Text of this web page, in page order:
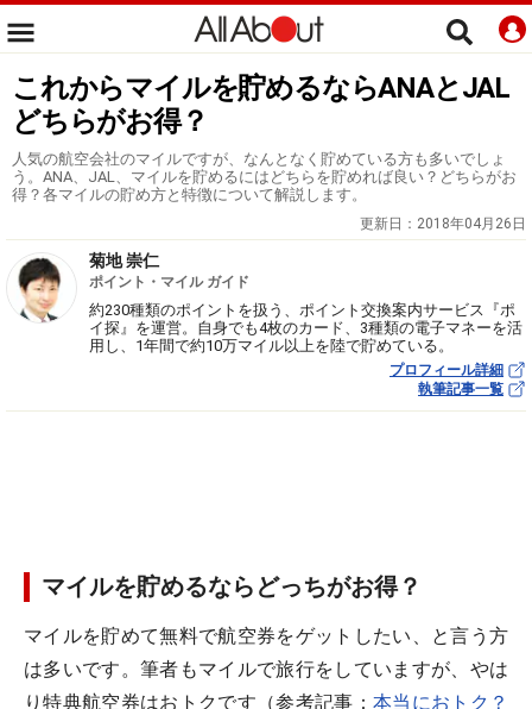
これからマイルを貯めるならANAとJAL
どちらがお得？
人気の航空会社のマイルですが、なんとなく貯めている方も多いでしょ
う。ANA、JAL、マイルを貯めるにはどちらを貯めれば良い？どちらがお
得？各マイルの貯め方と特徴について解説します。
更新日： 2018年04月26日
菊地 崇仁
ポイント・マイル ガイド
約230種類のポイントを扱う、ポイント交換案内サービス『ポ
イ探』を運営。自身でも4枚のカード、3種類の電子マネーを活
用し、1年間で約10万マイル以上を陸で貯めている。
プロフィール詳細
執筆記事一覧
マイルを貯めるならどっちがお得？
マイルを貯めて無料で航空券をゲットしたい、と言う方
は多いです。筆者もマイルで旅行をしていますが、やは
り特典航空券はおトクです（参考記事： 本当におトク？